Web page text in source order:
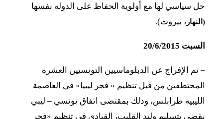
حل سياسي لها مع أولوية الحفاظ على الدولة نفسها
(النهار ، بيروت).
السبت 20/6/2015
– تم الإفراج عن الدبلوماسيين التونسيين العشرة
المختطفين من قبل تنظيم « فجر ليبيا» في العاصمة
الليبية طرابلس، وذلك بمقتضى اتفاق تونسي – ليبي
يقضي بتسليم وليد القليب، القيادي في تنظيم «فجر